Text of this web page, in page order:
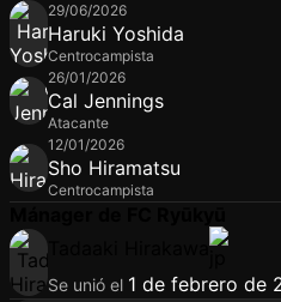
29/06/2026
Haruki Yoshida
Centrocampista
26/01/2026
Cal Jennings
Atacante
12/01/2026
Sho Hiramatsu
Centrocampista
Se unió el 1 de febrero de